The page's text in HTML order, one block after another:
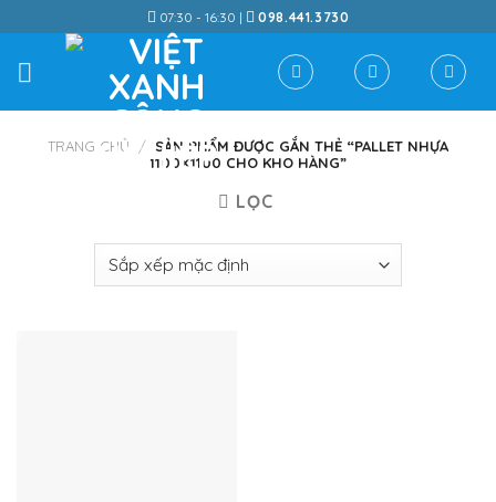
content
07:30 - 16:30 | 098.441.3730
TRANG CHỦ / SẢN PHẨM ĐƯỢC GẮN THẺ “PALLET NHỰA
1100X1100 CHO KHO HÀNG”
LỌC